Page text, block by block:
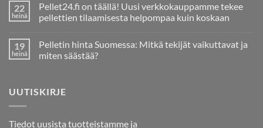
Pelletin
Tuotanto
ja
Suomessa
22
heinä
Pellet24.fi on täällä! Uusi verkkokauppamme tekee
pellettien tilaamisesta helpompaa kuin koskaan
artikkeliin
Pellet24.fi
on
tekee
pellettien
19
heinä
Pelletin hinta Suomessa: Mitkä tekijät vaikuttavat ja
miten säästää?
Pelletin
hinta
tekijät
UUTISKIRJE
Tiedot uusista tuotteistamme ja